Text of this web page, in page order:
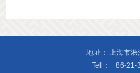
地址：
上海市
Tell： +86-21-